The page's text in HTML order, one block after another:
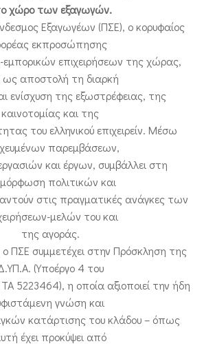
χώρο των εξαγωγών.
Εξαγωγέων (ΠΣΕ), ο κορυφαίος
εκπροσώπησης
επιχειρήσεων της χώρας,
ως αποστολή τη διαρκή
ενίσχυση της εξωστρέφειας, της
καινοτομίας και της
του ελληνικού επιχειρείν. Μέσω
παρεμβάσεων,
και έργων, συμβάλλει στη
πολιτικών και
στις πραγματικές ανάγκες των
μελών του και
της αγοράς.
ο ΠΣΕ συμμετέχει στην Πρόσκληση της
(Υποέργο 4 του
5223464), η οποία αξιοποιεί την ήδη
γνώση και
κατάρτισης του κλάδου – όπως
έχει προκύψει από